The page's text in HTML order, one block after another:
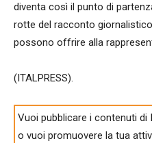
diventa così il punto di
rotte del racconto
possono offrire alla
(ITALPRESS).
Vuoi pubblicare i contenuti
o vuoi promuovere la tua